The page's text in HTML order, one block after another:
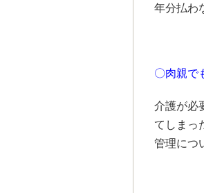
年分払わ
〇肉親で
介護が必
てしまっ
管理につ